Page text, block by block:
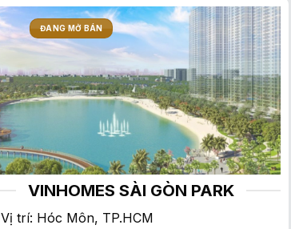
ĐANG MỞ BÁN
VINHOMES SÀI GÒN PARK
Vị trí: Hóc Môn, TP.HCM